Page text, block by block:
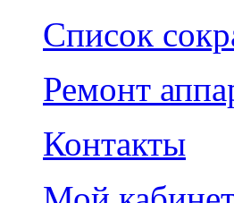
Список
Ремонт
Контакты